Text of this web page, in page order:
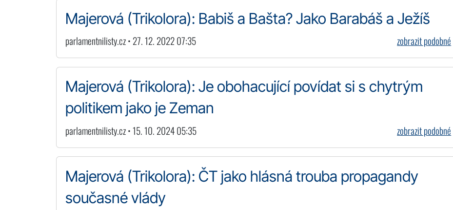
Majerová (Trikolora): Babiš a Bašta? Jako Barabáš a Ježíš
parlamentnilisty.cz • 27. 12. 2022 07:35 zobrazit podobné
Majerová (Trikolora): Je obohacující povídat si s chytrým
politikem jako je Zeman
parlamentnilisty.cz • 15. 10. 2024 05:35 zobrazit podobné
Majerová (Trikolora): ČT jako hlásná trouba propagandy
současné vlády